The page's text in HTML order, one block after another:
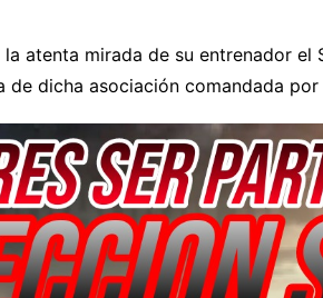
atenta mirada de su entrenador el
dicha asociación comandada por